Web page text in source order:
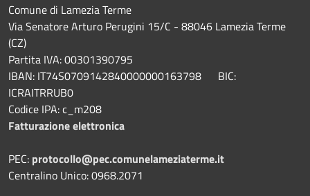
Comune di Lamezia Terme
Via Senatore Arturo Perugini 15/C - 88046 Lamezia Terme
(CZ)
Partita IVA: 00301390795
IBAN: IT74S0709142840000000163798 BIC:
ICRAITRRUB0
Codice IPA: c_m208
Fatturazione elettronica
PEC: protocollo@pec.comunelameziaterme.it
Centralino Unico: 0968.2071